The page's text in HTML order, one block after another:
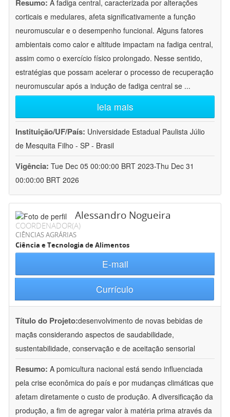
Resumo: A fadiga central, caracterizada por alterações
corticais e medulares, afeta significativamente a função
neuromuscular e o desempenho funcional. Alguns fatores
ambientais como calor e altitude impactam na fadiga central,
assim como o exercício físico prolongado. Nesse sentido,
estratégias que possam acelerar o processo de recuperação
neuromuscular após a indução de fadiga central se ...
leia mais
Instituição/UF/País: Universidade Estadual Paulista Júlio
de Mesquita Filho - SP - Brasil
Vigência: Tue Dec 05 00:00:00 BRT 2023-Thu Dec 31
00:00:00 BRT 2026
Alessandro Nogueira
COORDENADOR(A)
CIÊNCIAS AGRÁRIAS
Ciência e Tecnologia de Alimentos
E-mail
Currículo
Título do Projeto:desenvolvimento de novas bebidas de
maçãs considerando aspectos de saudabilidade,
sustentabilidade, conservação e de aceitação sensorial
Resumo: A pomicultura nacional está sendo influenciada
pela crise econômica do país e por mudanças climáticas que
afetam diretamente o custo de produção. A diversificação da
produção, a fim de agregar valor à matéria prima através da